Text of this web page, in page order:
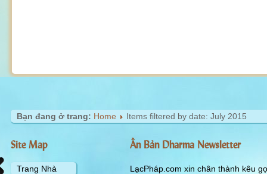
Bạn đang ở trang: Home Items filtered by date: July 2015
Site Map
Trang Nhà
Ấn Bản Dharma Newsletter
LạcPháp.com xin chân thành kêu